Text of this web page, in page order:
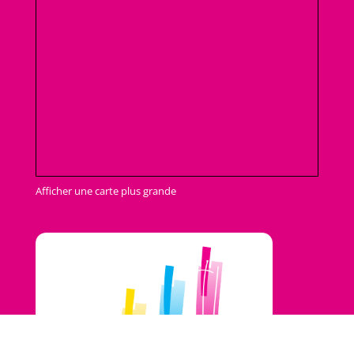
Afficher une carte plus grande